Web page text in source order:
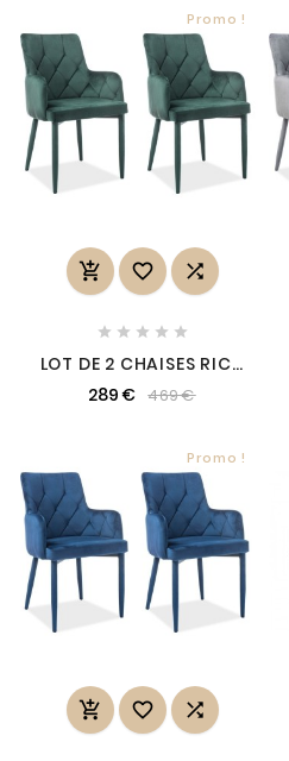
Promo !
  
    
LOT DE 2 CHAISES RICA
QUALITÉ, COULEUR
289 € 469 €
Promo !
  